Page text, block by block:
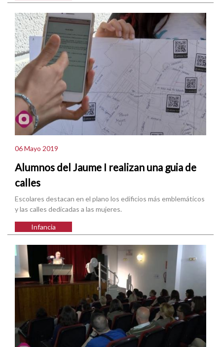
06 Mayo 2019
Alumnos del Jaume I realizan una guia de
calles
Escolares destacan en el plano los edificios más emblemáticos
y las calles dedicadas a las mujeres.
Infancia